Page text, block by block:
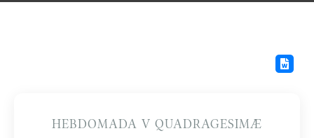
HEBDOMADA V QUADRAGESIMÆ